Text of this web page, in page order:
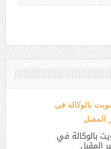
بالوكالة في